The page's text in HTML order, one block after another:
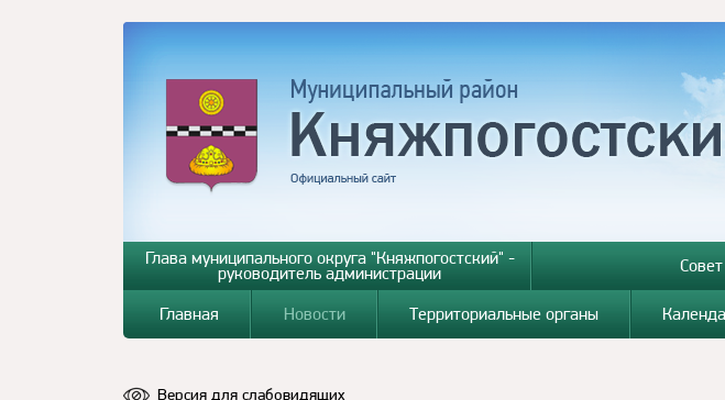
Глава муниципального округа "Княжпогостский" -
руководитель администрации
Главная Новости Территориальные органы
Версия для слабовидящих